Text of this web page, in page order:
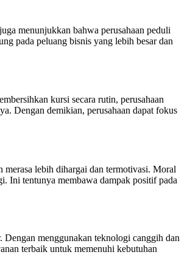
menunjukkan bahwa perusahaan peduli
pada peluang bisnis yang lebih besar dan
kursi secara rutin, perusahaan
Dengan demikian, perusahaan dapat fokus
lebih dihargai dan termotivasi. Moral
Ini tentunya membawa dampak positif pada
Dengan menggunakan teknologi canggih dan
terbaik untuk memenuhi kebutuhan